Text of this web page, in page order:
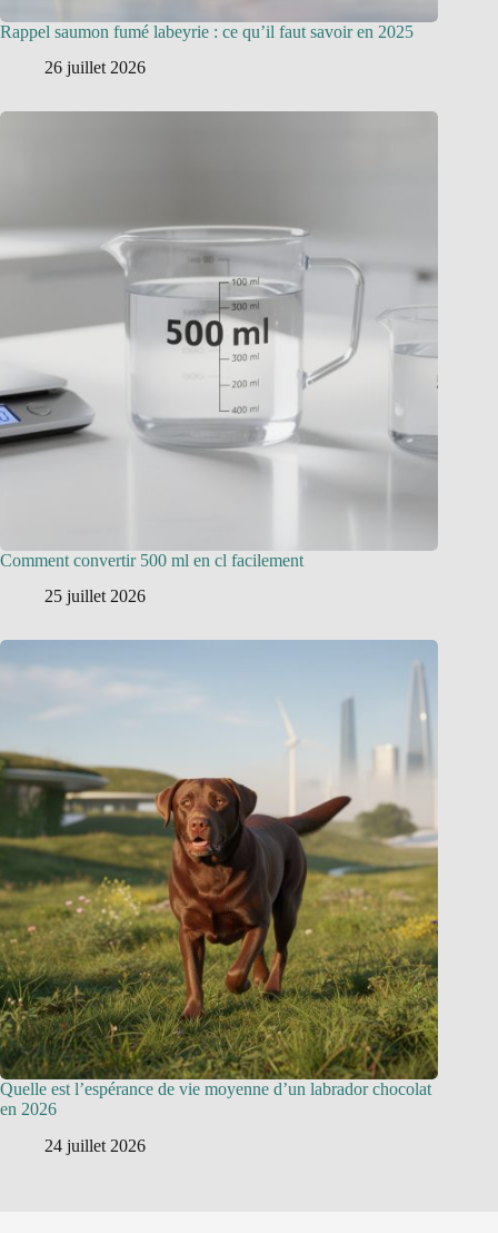
Rappel saumon fumé labeyrie : ce qu’il faut savoir en 2025
26 juillet 2026
Comment convertir 500 ml en cl facilement
25 juillet 2026
Quelle est l’espérance de vie moyenne d’un labrador chocolat
en 2026
24 juillet 2026